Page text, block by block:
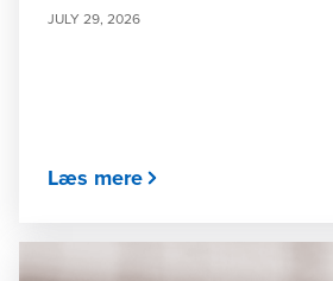
JULY 29, 2026
Læs mere